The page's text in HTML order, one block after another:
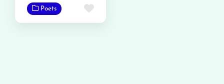
Poets Favorite